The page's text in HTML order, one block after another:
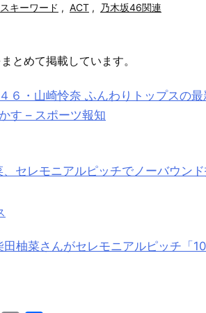
キーワード , ACT , 乃木坂46関連
とめて掲載しています。
６・山崎怜奈 ふんわりトップスの
す – スポーツ報知
セレモニアルピッチでノーバウン
柚菜さんがセレモニアルピッチ「